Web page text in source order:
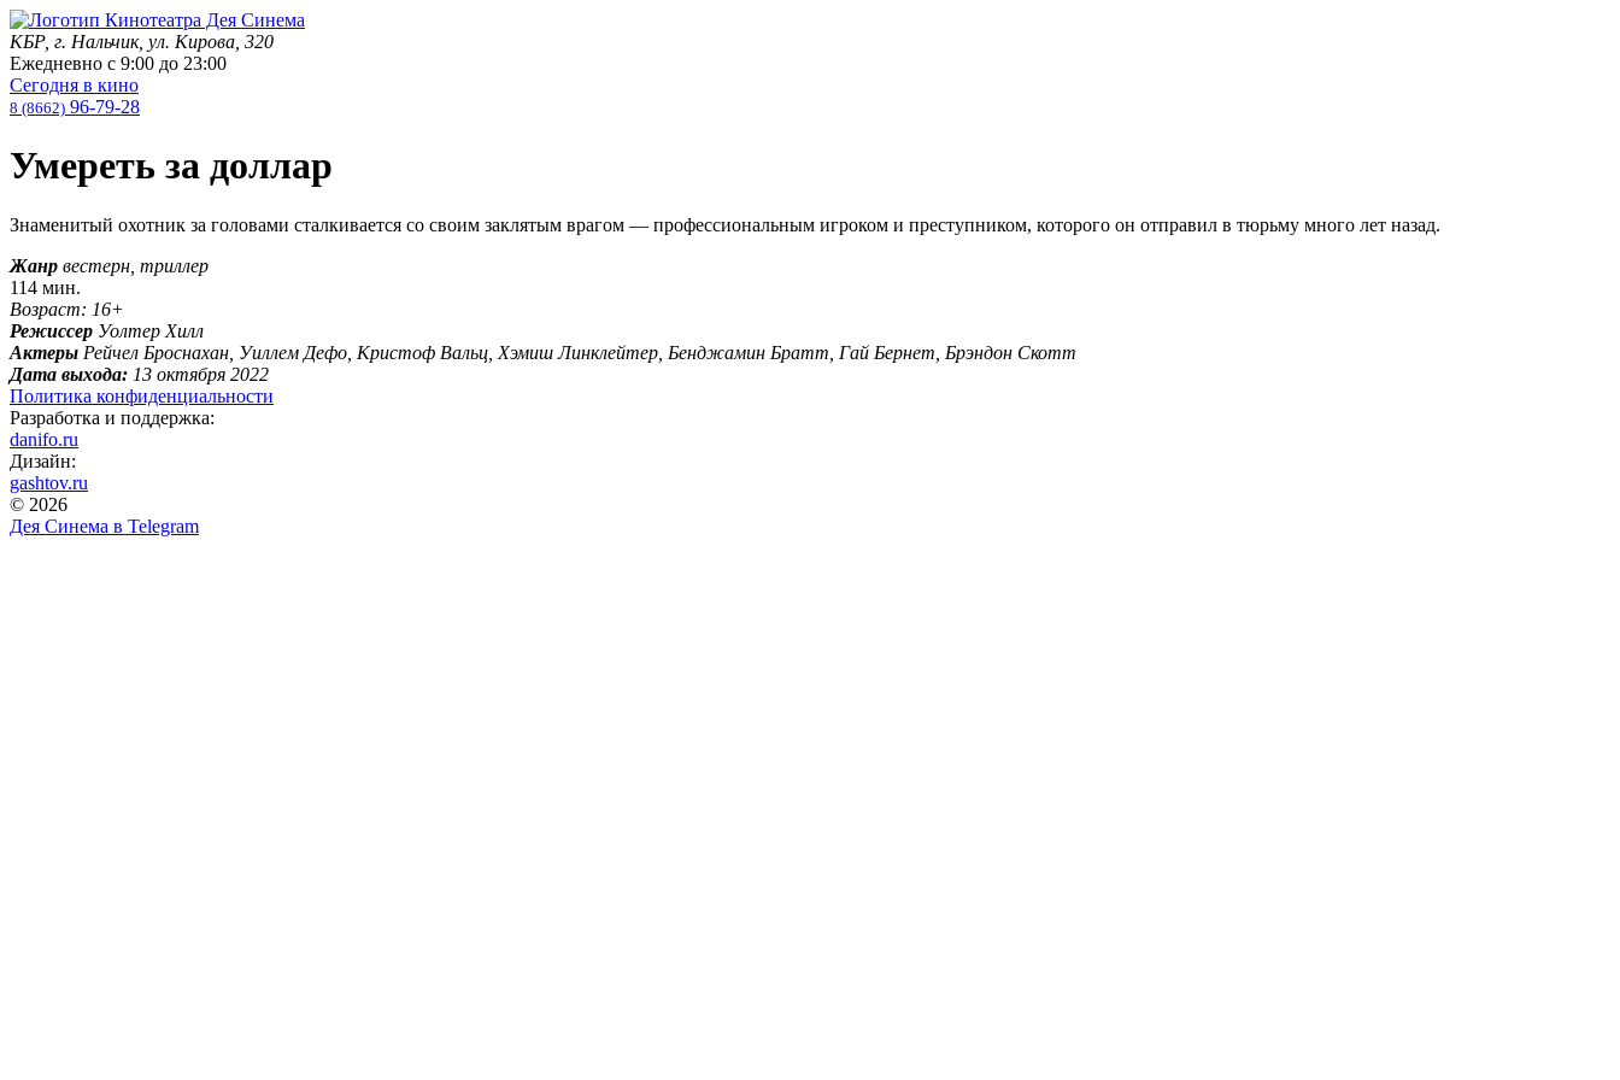
КБР, г. Нальчик, ул. Кирова, 320
Ежедневно с 9:00 до 23:00
Сегодня в кино
8 (8662) 96-79-28
Умереть за доллар
Знаменитый охотник за головами сталкивается со своим заклятым врагом — профессиональным игроком и преступником, которого он отправил в тюрьму много лет назад.
Жанр вестерн, триллер
114 мин.
Возраст: 16+
Режиссер Уолтер Хилл
Актеры Рейчел Броснахан, Уиллем Дефо, Кристоф Вальц, Хэмиш Линклейтер, Бенджамин Братт, Гай Бернет, Брэндон Скотт
Дата выхода: 13 октября 2022
Политика конфиденциальности
Разработка и поддержка:
danifo.ru
Дизайн:
gashtov.ru
© 2026
Дея Синема в Telegram